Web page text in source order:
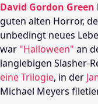
David Gordon Green
guten alten Horror,
unbedingt neues
war "Halloween" an
langlebigen Slasher-
eine Trilogie, in der
Michael Meyers